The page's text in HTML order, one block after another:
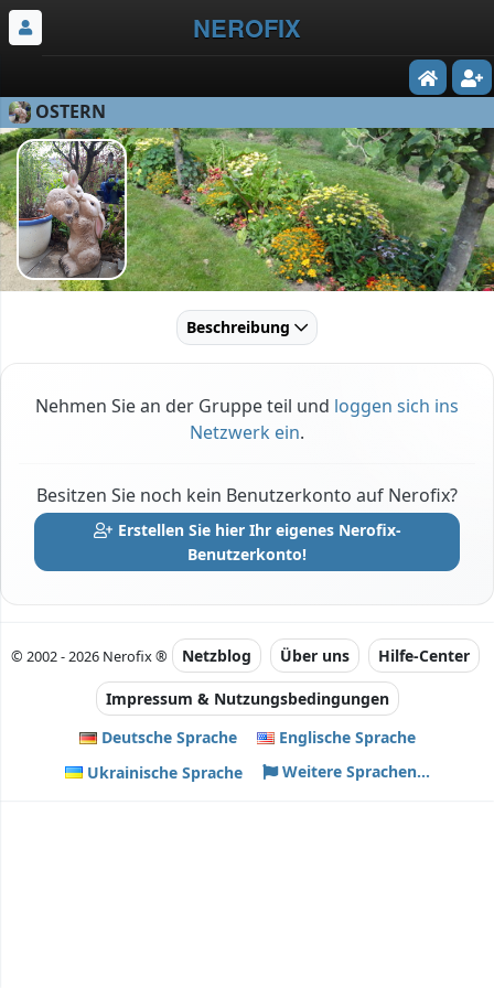
NEROFIX
OSTERN
Beschreibung
Nehmen Sie an der Gruppe teil und loggen sich ins
Netzwerk ein.
Besitzen Sie noch kein Benutzerkonto auf Nerofix?
Erstellen Sie hier Ihr eigenes Nerofix-
Benutzerkonto!
© 2002 - 2026 Nerofix ® Netzblog Über uns Hilfe-Center
Impressum & Nutzungsbedingungen
Deutsche Sprache
Englische Sprache
Ukrainische Sprache
Weitere Sprachen...